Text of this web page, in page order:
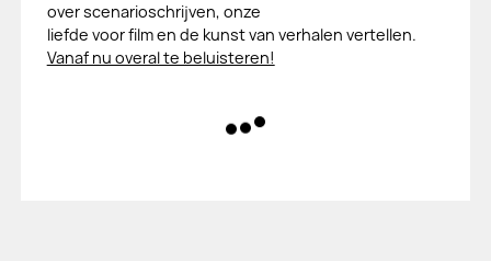
over scenarioschrijven, onze
liefde voor film en de kunst van verhalen vertellen.
Vanaf nu overal te beluisteren!